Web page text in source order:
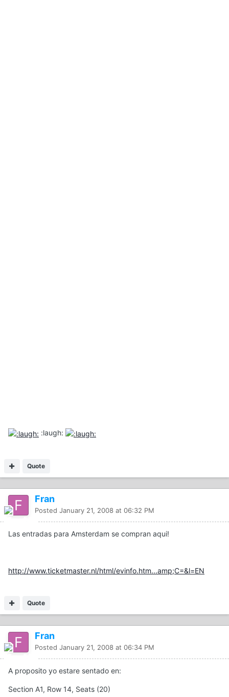
:laugh:
Quote
Fran
Posted January 21, 2008 at 06:32 PM
Las entradas para Amsterdam se compran aqui!
http://www.ticketmaster.nl/html/evinfo.htm...amp;C=&l=EN
Quote
Fran
Posted January 21, 2008 at 06:34 PM
A proposito yo estare sentado en:
Section A1, Row 14, Seats (20)